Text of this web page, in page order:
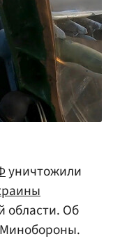
уничтожили
области. Об